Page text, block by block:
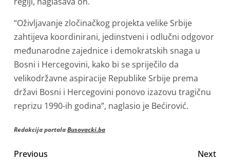
“Oživljavanje zločinačkog projekta velike Srbije
zahtijeva koordinirani, jedinstveni i odlučni odgovor
međunarodne zajednice i demokratskih snaga u
Bosni i Hercegovini, kako bi se spriječilo da
velikodržavne aspiracije Republike Srbije prema
državi Bosni i Hercegovini ponovo izazovu tragičnu
reprizu 1990-ih godina”, naglasio je Bećirović.
Redakcija portalaBusovacki.ba
Previous
Next